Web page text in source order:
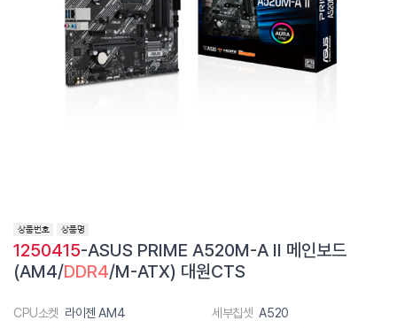
1250415-ASUS PRIME A520M-A II 메인보드
(AM4/DDR4/M-ATX) 대원CTS
CPU소켓 라이젠 AM4 세부칩셋 A520